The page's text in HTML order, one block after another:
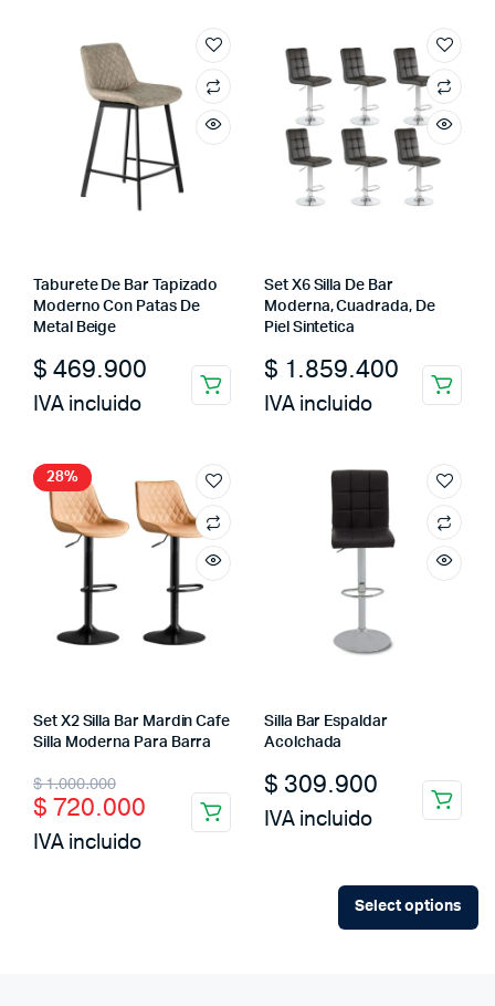
Taburete De Bar Tapizado
Moderno Con Patas De
Metal Beige
$ 469.900
IVA incluido
Set X6 Silla De Bar
Moderna, Cuadrada, De
Piel Sintetica
$ 1.859.400
IVA incluido
28%
Set X2 Silla Bar Mardin Cafe
Silla Moderna Para Barra
$1.000.000
Original
price
was:
$ 720.000
Current
price
is:
IVA incluido
Silla Bar Espaldar
Acolchada
$ 309.900
IVA incluido
Select options